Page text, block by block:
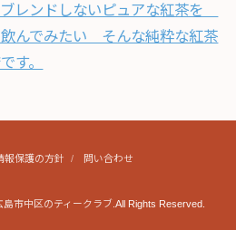
レンドしないピュアな紅茶を
んでみたい そんな純粋な紅茶
す。
報保護の方針 問い合わせ
市中区のティークラブ .All Rights Reserved.